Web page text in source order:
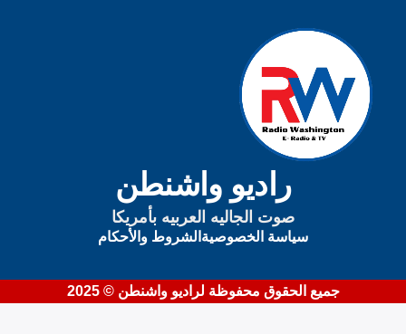
يمكنك الآن تحميل التطبيق